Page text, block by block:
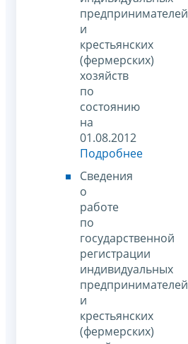
предпринимателей
и
крестьянских
(фермерских)
хозяйств
по
состоянию
на
01.08.2012
Подробнее
Сведения
о
работе
по
государственной
регистрации
индивидуальных
предпринимателей
и
крестьянских
(фермерских)